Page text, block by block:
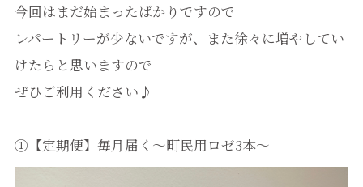
今回はまだ始まったばかりですので
レパートリーが少ないですが、また徐々に増やしてい
けたらと思いますので
ぜひご利用ください♪
①【定期便】毎月届く～町民用ロゼ3本～